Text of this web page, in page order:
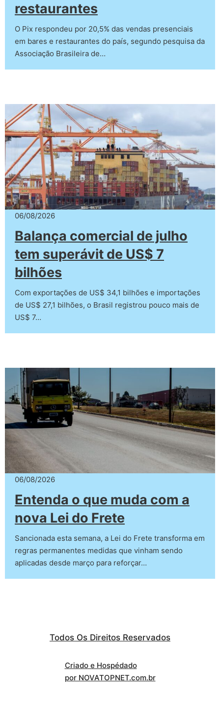
restaurantes
O Pix respondeu por 20,5% das vendas presenciais
em bares e restaurantes do país, segundo pesquisa da
Associação Brasileira de…
06/08/2026
Balança comercial de julho
tem superávit de US$ 7
bilhões
Com exportações de US$ 34,1 bilhões e importações
de US$ 27,1 bilhões, o Brasil registrou pouco mais de
US$ 7…
06/08/2026
Entenda o que muda com a
nova Lei do Frete
Sancionada esta semana, a Lei do Frete transforma em
regras permanentes medidas que vinham sendo
aplicadas desde março para reforçar…
Todos Os Direitos Reservados
Criado e Hospédado
por NOVATOPNET.com.br